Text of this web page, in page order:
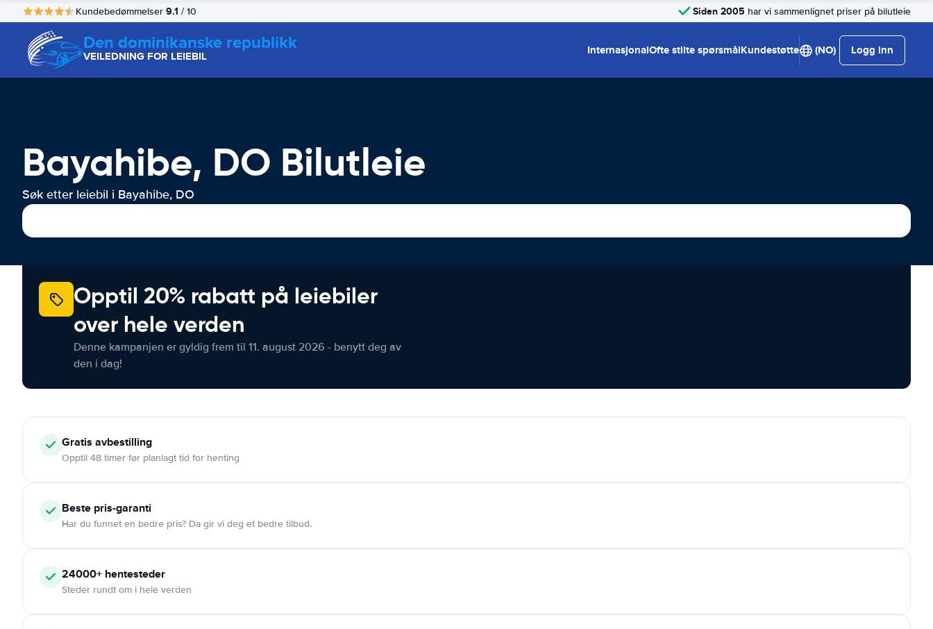
Kundebedømmelser 9.1 / 10 Siden 2005 har vi sammenlignet priser på bilutleie
Den dominikanske republikk
VEILEDNING FOR LEIEBIL InternasjonalOfte stilte spørsmålKundestøtte (NO) Logg inn
Bayahibe, DO Bilutleie
Søk etter leiebil i Bayahibe, DO
Opptil 20% rabatt på leiebiler
over hele verden
Denne kampanjen er gyldig frem til 11. august 2026 - benytt deg av
den i dag!
Gratis avbestilling
Opptil 48 timer før planlagt tid for henting
Beste pris-garanti
Har du funnet en bedre pris? Da gir vi deg et bedre tilbud.
24000+ hentesteder
Steder rundt om i hele verden